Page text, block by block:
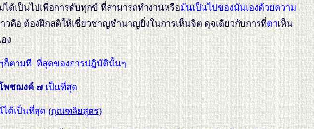
ได้เป็นไปเพื่อการดับทุกข์ ที่สามารถทำงานหรือมันเป็นไปของมันเองด้วยความ
คือ ต้องฝึกสติให้เชี่ยวชาญชำนาญยิ่งในการเห็นจิต ดุจเดียวกับการที่ตาเห็น
ง
ๆก็ตามที ที่สุดของการปฏิบัตินั้นๆ
พชฌงค์ ๗ เป็นที่สุด
ด้เป็นที่สุด(กุณฑลิยสูตร)